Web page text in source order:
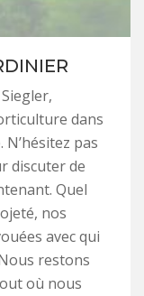
dans
pas
discuter de
Quel
nos
avec qui
restons
où nous